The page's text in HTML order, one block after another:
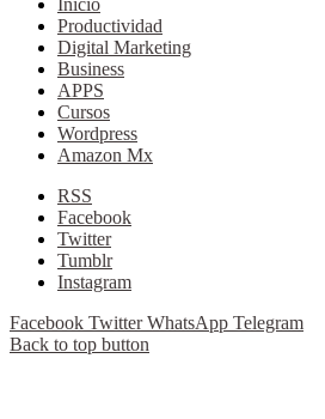
Inicio
Productividad
Digital Marketing
Business
APPS
Cursos
Wordpress
Amazon Mx
RSS
Facebook
Twitter
Tumblr
Instagram
Facebook Twitter WhatsApp Telegram
Back to top button